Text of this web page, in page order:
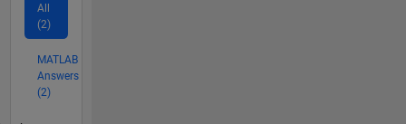
All
(2)
MATLAB
Answers
(2)